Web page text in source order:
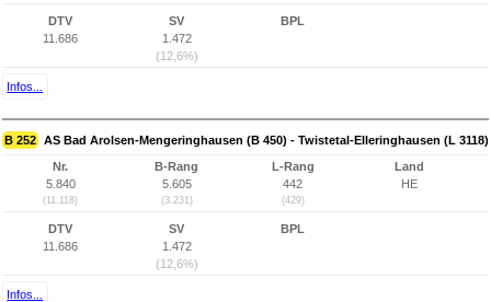
DTV
11.686
SV
1.472
(12,6%)
BPL
Infos...
B 252 AS Bad Arolsen-Mengeringhausen (B 450) - Twistetal-Elleringhausen (L 3118)
Nr.
5.840
(11.118)
B-Rang
5.605
(3.231)
L-Rang
442
(429)
Land
HE
DTV
11.686
SV
1.472
(12,6%)
BPL
Infos...